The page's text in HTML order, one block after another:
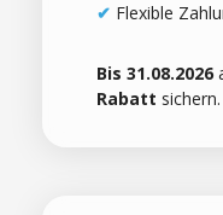
✔ Flexible
Bis 31.08.2026
Rabatt sichern.